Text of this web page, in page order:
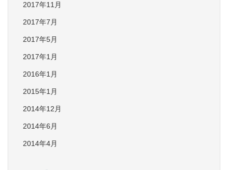
2017年11月
2017年7月
2017年5月
2017年1月
2016年1月
2015年1月
2014年12月
2014年6月
2014年4月